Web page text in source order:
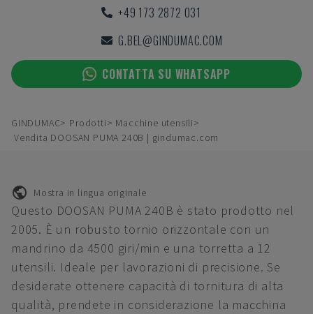
+49 173 2872 031
G.BEL@GINDUMAC.COM
CONTATTA SU WHATSAPP
GINDUMAC Prodotti
Macchine utensili
Vendita DOOSAN PUMA 240B | gindumac.com
Mostra in lingua originale
Questo DOOSAN PUMA 240B è stato prodotto nel
2005. È un robusto tornio orizzontale con un
mandrino da 4500 giri/min e una torretta a 12
utensili. Ideale per lavorazioni di precisione. Se
desiderate ottenere capacità di tornitura di alta
qualità, prendete in considerazione la macchina